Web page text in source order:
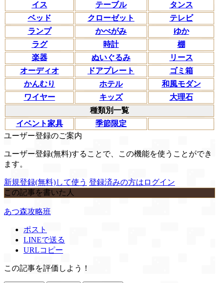
イス
テーブル
タンス
ベッド
クローゼット
テレビ
ランプ
かべがみ
ゆか
ラグ
時計
棚
楽器
ぬいぐるみ
リース
オーディオ
ドアプレート
ゴミ箱
かんむり
ホテル
和風モダン
ワイヤー
キッズ
大理石
種類別一覧
イベント家具
季節限定
ユーザー登録のご案内
ユーザー登録(無料)することで、この機能を使うことができ
ます。
新規登録(無料)して使う 登録済みの方はログイン
この記事を書いた人
あつ森攻略班
ポスト
LINEで送る
URLコピー
この記事を評価しよう！